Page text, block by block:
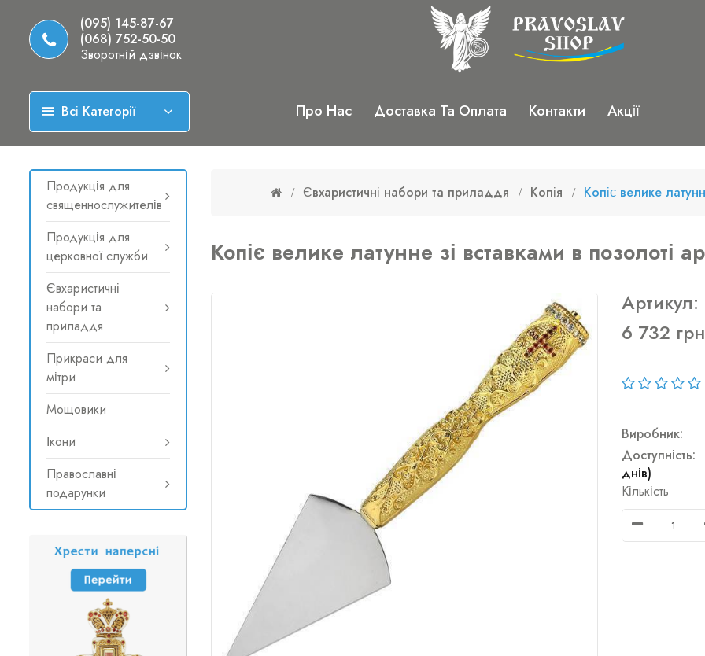
(095) 145-87-67
(068) 752-50-50
Зворотній дзвінок
Всі Категорії Про Нас Доставка Та Оплата Контакти Акції
Продукція для
священнослужителів
Продукція для
церковної служби
Євхаристичні
набори та
приладдя
Прикраси для
мітри
Мощовики
Ікони
Православні
подарунки
Євхаристичні набори та приладдя Копія Копіє велике
Копіє велике латунне зі вставками в позолоті
6 732 грн
Виробник:
Доступність:
днів)
Кількість